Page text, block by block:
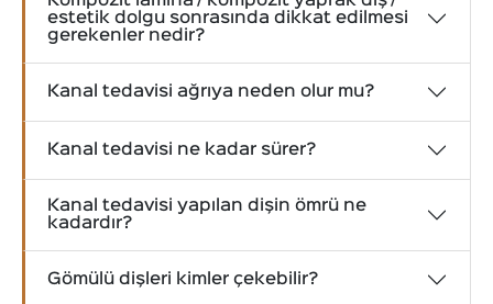
estetik dolgu sonrasında dikkat edilmesi
gerekenler nedir?
Kanal tedavisi ağrıya neden olur mu?
Kanal tedavisi ne kadar sürer?
Kanal tedavisi yapılan dişin ömrü ne
kadardır?
Gömülü dişleri kimler çekebilir?